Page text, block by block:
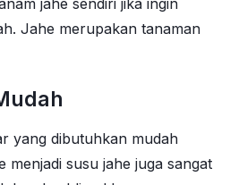
jahe sendiri jika ingin
Jahe merupakan tanaman
yang dibutuhkan mudah
menjadi susu jahe juga sangat